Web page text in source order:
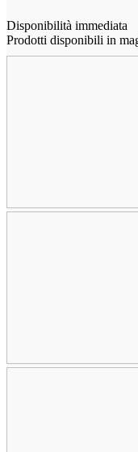
Disponibilità immediata
Prodotti disponibili in